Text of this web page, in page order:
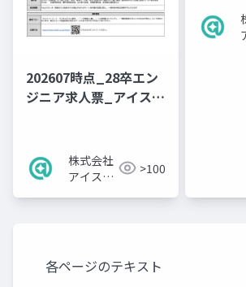
202607時点_28卒エン
ジニア求人票_アイスタ
株式会社
アイスタ
>100
各ページのテキスト